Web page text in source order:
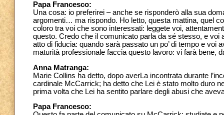
Papa Francesco:
Una cosa: io preferirei – anche se risponderò alla sua
argomenti… ma rispondo. Ho letto, questa mattina, quel
coloro tra voi che sono interessati: leggete voi,
questo. Credo che il comunicato parla da sé stesso, e
atto di fiducia: quando sarà passato un po’ di tempo e
maturità professionale faccia questo lavoro: vi farà bene,
Anna Matranga:
Marie Collins ha detto, dopo averLa incontrata durante
cardinale McCarrick; ha detto che Lei è stato molto duro
prima volta che Lei ha sentito parlare degli abusi che
Papa Francesco: